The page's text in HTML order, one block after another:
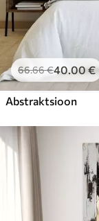
66.66€40.00€
Abstraktsioon